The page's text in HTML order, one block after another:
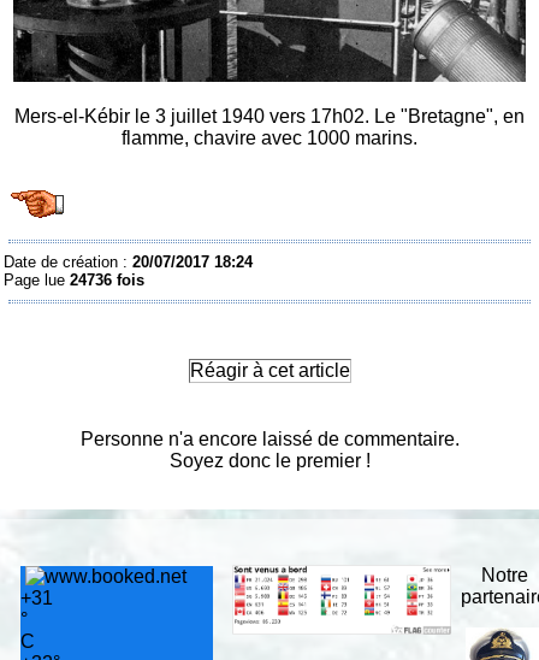
Mers-el-Kébir le 3 juillet 1940 vers 17h02. Le "Bretagne", en
flamme, chavire avec 1000 marins.
Date de création :20/07/2017 18:24
Page lue24736 fois
Réagir à cet article
Personne n'a encore laissé de commentaire.
Soyez donc le premier !
+31
°
C
Notre